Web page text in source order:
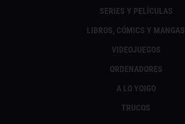
SERIES Y PELÍCULAS
LIBROS, CÓMICS Y MANGAS
VIDEOJUEGOS
ORDENADORES
A LO YOIGO
TRUCOS